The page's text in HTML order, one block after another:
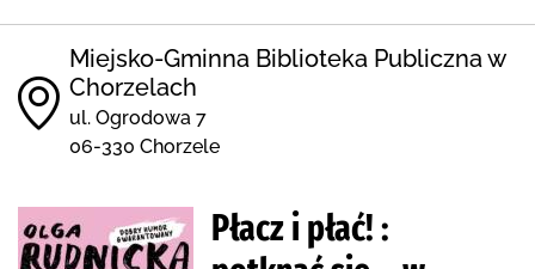
Miejsko-Gminna Biblioteka Publiczna w
Chorzelach
ul. Ogrodowa 7
06-330 Chorzele
Płacz i płać! :